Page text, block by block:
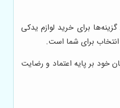
برای خرید لوازم یدکی
انتخاب برای شما است.
خود بر پایه اعتماد و رضایت